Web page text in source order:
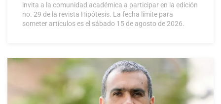
invita a la comunidad académica a participar en la edición
no. 29 de la revista Hipótesis. La fecha límite para
someter artículos es el sábado 15 de agosto de 2026.